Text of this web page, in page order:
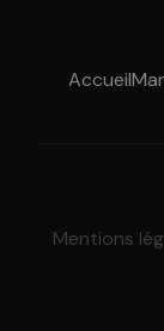
Accueil
Mentions